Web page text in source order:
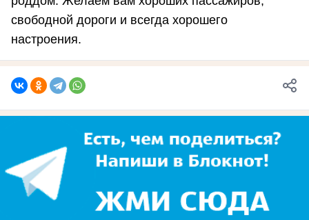
свободной дороги и всегда хорошего
настроения.